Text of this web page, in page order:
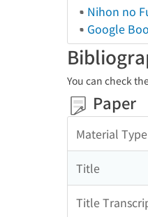
Nihon no
Google
You can check
Paper
Material Type
Title
Title